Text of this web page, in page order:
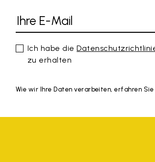
Ich habe die
zu erhalten
Wie wir Ihre Daten verarbeiten, erfahren